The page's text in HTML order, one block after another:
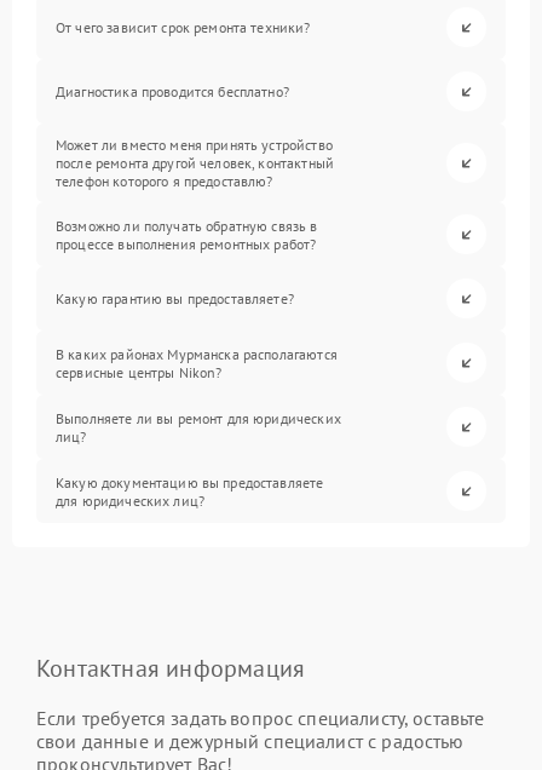
От чего зависит срок ремонта техники?
Диагностика проводится бесплатно?
Может ли вместо меня принять устройство
после ремонта другой человек, контактный
телефон которого я предоставлю?
Возможно ли получать обратную связь в
процессе выполнения ремонтных работ?
Какую гарантию вы предоставляете?
В каких районах Мурманска располагаются
сервисные центры Nikon?
Выполняете ли вы ремонт для юридических
лиц?
Какую документацию вы предоставляете
для юридических лиц?
Контактная информация
Если требуется задать вопрос специалисту, оставьте
свои данные и дежурный специалист с радостью
проконсультирует Вас!